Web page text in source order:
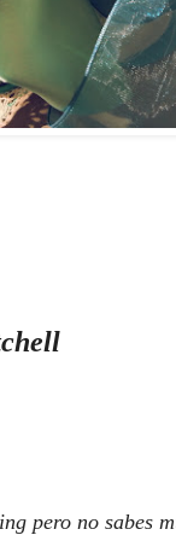
pero no sabes